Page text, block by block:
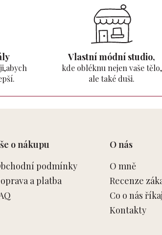
Vlastní módní studio,
kde obléknu nejen vaše tělo,
ale také duši.
o nákupu
podmínky
a platba
O nás
O mně
Recenze
Co o nás
Kontakty